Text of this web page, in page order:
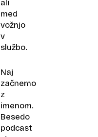
ali
med
vožnjo
v
službo.
Naj
začnemo
z
imenom.
Besedo
podcast